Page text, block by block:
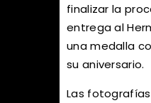
finalizar la
entrega al
una medalla
su aniversario.
Las